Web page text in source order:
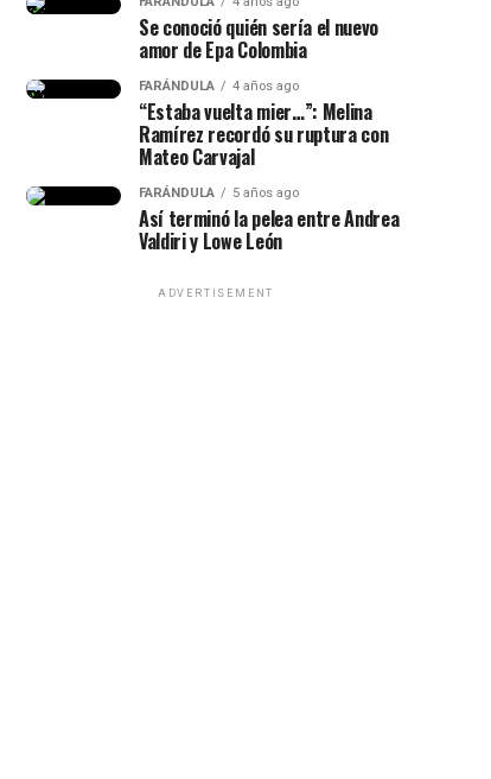
Se conoció quién sería el nuevo
amor de Epa Colombia
FARÁNDULA 4 años ago
“Estaba vuelta mier…”: Melina
Ramírez recordó su ruptura con
Mateo Carvajal
FARÁNDULA 5 años ago
Así terminó la pelea entre Andrea
Valdiri y Lowe León
ADVERTISEMENT